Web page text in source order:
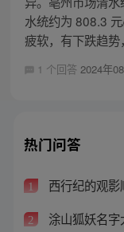
水统约为 808.3
疲软，有下跌趋势
1 个回答 2024年
热门问答
1 西行纪的观影
2 涂山狐妖名字